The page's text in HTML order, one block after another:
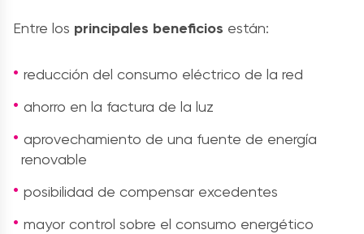
Entre los principales beneficios están:
reducción del consumo eléctrico de la red
ahorro en la factura de la luz
aprovechamiento de una fuente de energía
renovable
posibilidad de compensar excedentes
mayor control sobre el consumo energético